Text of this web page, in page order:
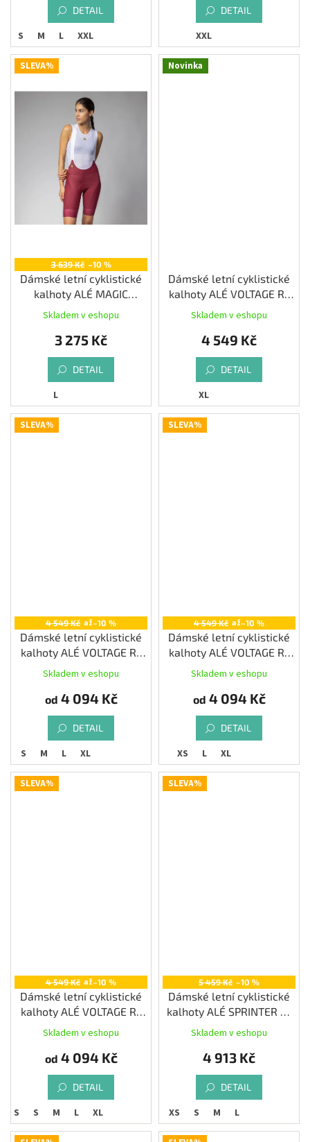
DETAIL
S M L XXL
DETAIL
XXL
SLEVA%
3 639 Kč –10 %
Dámské letní cyklistické
kalhoty ALÉ MAGIC
COLOUR PR-E, bossa nova
Skladem v eshopu
3 275 Kč
DETAIL
L
Novinka
Dámské letní cyklistické
kalhoty ALÉ VOLTAGE R-
EV1, white
Skladem v eshopu
4 549 Kč
DETAIL
XL
SLEVA%
4 549 Kč až–10 %
Dámské letní cyklistické
kalhoty ALÉ VOLTAGE R-
EV1, titanium
Skladem v eshopu
od 4 094 Kč
DETAIL
S M L XL
SLEVA%
4 549 Kč až–10 %
Dámské letní cyklistické
kalhoty ALÉ VOLTAGE R-
EV1, fango
Skladem v eshopu
od 4 094 Kč
DETAIL
XS L XL
SLEVA%
4 549 Kč až–10 %
Dámské letní cyklistické
kalhoty ALÉ VOLTAGE R-
EV1, black
Skladem v eshopu
od 4 094 Kč
DETAIL
XS S M L XL
SLEVA%
5 459 Kč –10 %
Dámské letní cyklistické
kalhoty ALÉ SPRINTER R-
EV1, black
Skladem v eshopu
4 913 Kč
DETAIL
XS S M L